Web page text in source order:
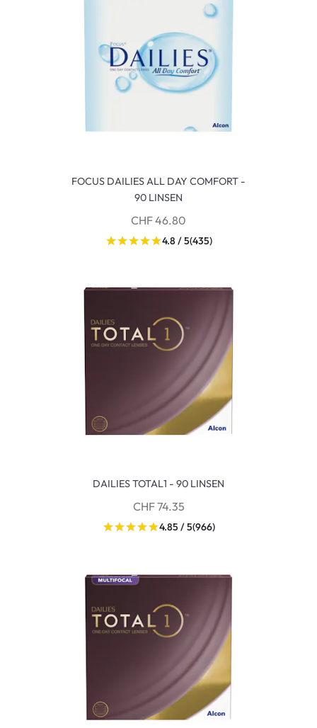
FOCUS DAILIES ALL DAY COMFORT -
90 LINSEN
CHF 46.80
4.8 / 5(435)
DAILIES TOTAL1 - 90 LINSEN
CHF 74.35
4.85 / 5(966)